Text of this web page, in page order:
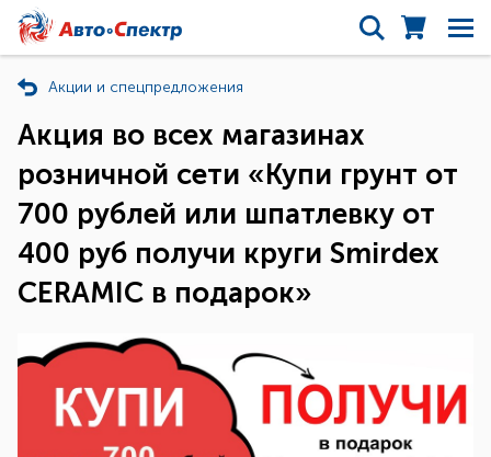
Акции и спецпредложения
Акция во всех магазинах
розничной сети «Купи грунт от
700 рублей или шпатлевку от
400 руб получи круги Smirdex
CERAMIC в подарок»